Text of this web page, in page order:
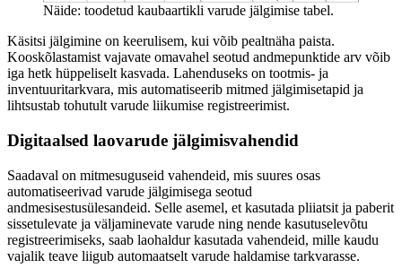
Näide: toodetud kaubaartikli varude jälgimise tabel.
Käsitsi jälgimine on keerulisem, kui võib pealtnäha paista.
Kooskõlastamist vajavate omavahel seotud andmepunktide arv võib
iga hetk hüppeliselt kasvada. Lahenduseks on tootmis- ja
inventuuritarkvara, mis automatiseerib mitmed jälgimisetapid ja
lihtsustab tohutult varude liikumise registreerimist.
Digitaalsed laovarude jälgimisvahendid
Saadaval on mitmesuguseid vahendeid, mis suures osas
automatiseerivad varude jälgimisega seotud
andmesisestusülesandeid. Selle asemel, et kasutada pliiatsit ja paberit
sissetulevate ja väljaminevate varude ning nende kasutuselevõtu
registreerimiseks, saab laohaldur kasutada vahendeid, mille kaudu
vajalik teave liigub automaatselt varude haldamise tarkvarasse.